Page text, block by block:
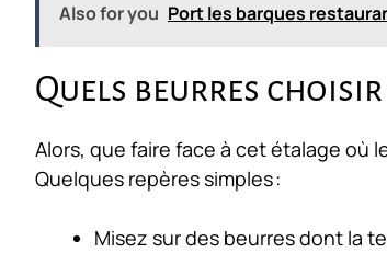
Also for you Port les barques
Quels beurres
Alors, que faire face à cet étalage où
Quelques repères simples :
Misez sur des beurres dont la